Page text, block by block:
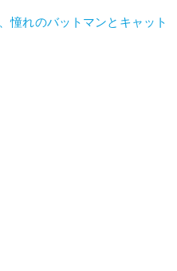
憧れのバットマンとキャット